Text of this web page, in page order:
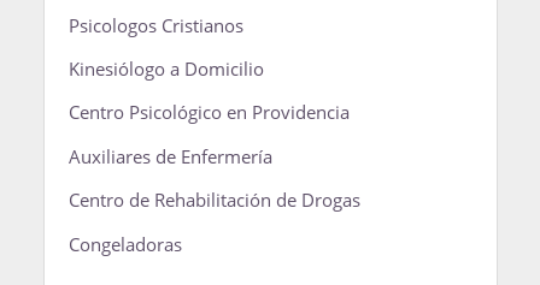
Psicologos Cristianos
Kinesiólogo a Domicilio
Centro Psicológico en Providencia
Auxiliares de Enfermería
Centro de Rehabilitación de Drogas
Congeladoras